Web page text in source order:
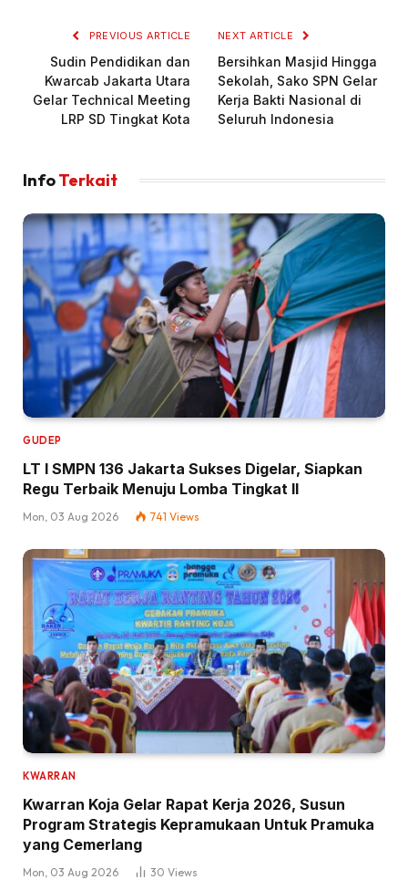
PREVIOUS ARTICLE
Sudin Pendidikan dan
Kwarcab Jakarta Utara
Gelar Technical Meeting
LRP SD Tingkat Kota
NEXT ARTICLE
Bersihkan Masjid Hingga
Sekolah, Sako SPN Gelar
Kerja Bakti Nasional di
Seluruh Indonesia
InfoTerkait
GUDEP
LT I SMPN 136 Jakarta Sukses Digelar, Siapkan
Regu Terbaik Menuju Lomba Tingkat II
Mon, 03 Aug 2026 741 Views
KWARRAN
Kwarran Koja Gelar Rapat Kerja 2026, Susun
Program Strategis Kepramukaan Untuk Pramuka
yang Cemerlang
Mon, 03 Aug 2026 30 Views